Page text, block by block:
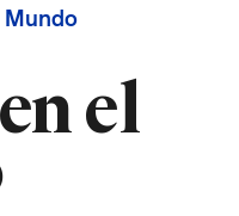
Mundo
el